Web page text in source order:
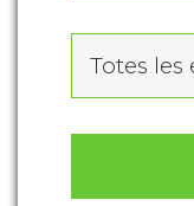
Totes les